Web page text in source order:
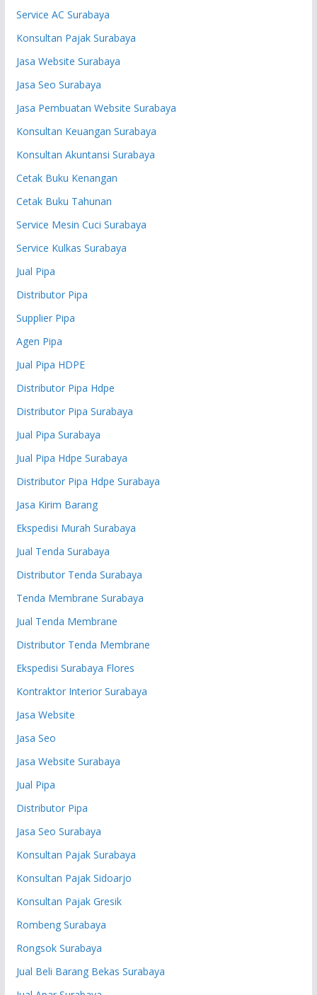
Service AC Surabaya
Konsultan Pajak Surabaya
Jasa Website Surabaya
Jasa Seo Surabaya
Jasa Pembuatan Website Surabaya
Konsultan Keuangan Surabaya
Konsultan Akuntansi Surabaya
Cetak Buku Kenangan
Cetak Buku Tahunan
Service Mesin Cuci Surabaya
Service Kulkas Surabaya
Jual Pipa
Distributor Pipa
Supplier Pipa
Agen Pipa
Jual Pipa HDPE
Distributor Pipa Hdpe
Distributor Pipa Surabaya
Jual Pipa Surabaya
Jual Pipa Hdpe Surabaya
Distributor Pipa Hdpe Surabaya
Jasa Kirim Barang
Ekspedisi Murah Surabaya
Jual Tenda Surabaya
Distributor Tenda Surabaya
Tenda Membrane Surabaya
Jual Tenda Membrane
Distributor Tenda Membrane
Ekspedisi Surabaya Flores
Kontraktor Interior Surabaya
Jasa Website
Jasa Seo
Jasa Website Surabaya
Jual Pipa
Distributor Pipa
Jasa Seo Surabaya
Konsultan Pajak Surabaya
Konsultan Pajak Sidoarjo
Konsultan Pajak Gresik
Rombeng Surabaya
Rongsok Surabaya
Jual Beli Barang Bekas Surabaya